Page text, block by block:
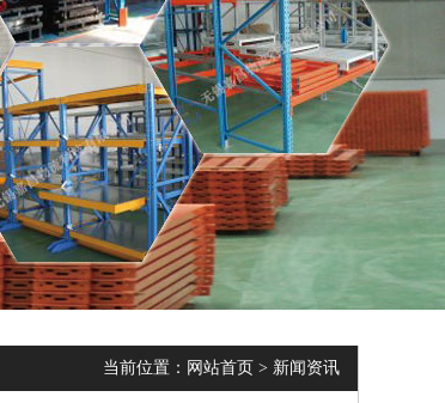
当前位置： 网站首页 > 新闻资讯